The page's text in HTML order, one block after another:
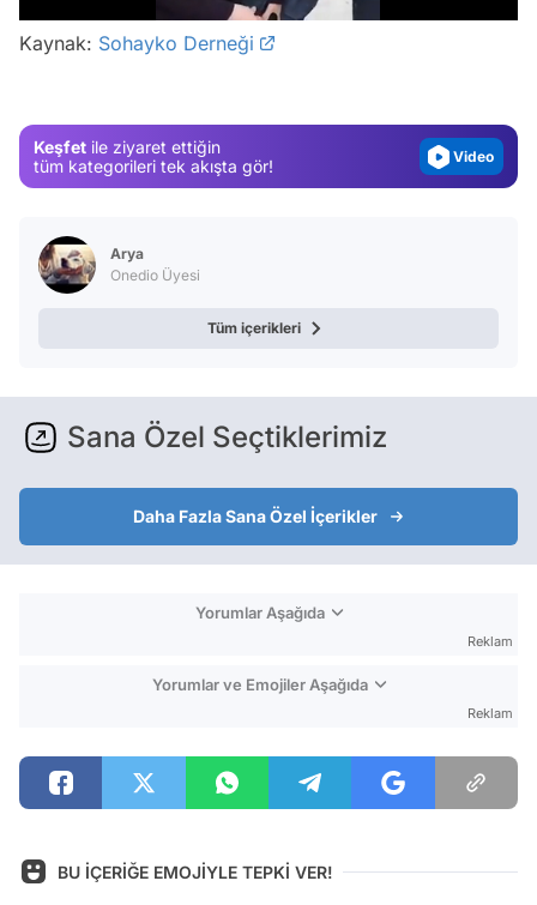
Kaynak: Sohayko Derneği
Keşfet ile ziyaret ettiğin
tüm kategorileri tek akışta gör!
Test
Arya
Onedio Üyesi
Tüm içerikleri
Sana Özel Seçtiklerimiz
Daha Fazla Sana Özel İçerikler
Yorumlar Aşağıda
Reklam
Yorumlar ve Emojiler Aşağıda
Reklam
BU İÇERİĞE EMOJİYLE TEPKİ VER!